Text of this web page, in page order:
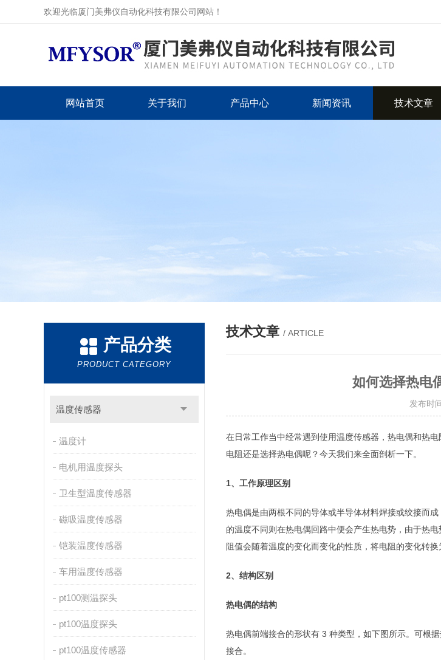
欢迎光临厦门美弗仪自动化科技有限公司网站！
网站首页 关于我们 产品中心 新闻资讯 技术文章
产品分类
PRODUCT CATEGORY
温度传感器
温度计
电机用温度探头
卫生型温度传感器
磁吸温度传感器
铠装温度传感器
车用温度传感器
pt100测温探头
pt100温度探头
pt100温度传感器
技术文章 / ARTICLE
如何选择热电
发布时
在日常工作当中经常遇到使用温度传感器，热电偶和热
电阻还是选择热电偶呢？今天我们来全面剖析一下。
1、工作原理区别
热电偶是由两根不同的导体或半导体材料焊接或绞接而
的温度不同则在热电偶回路中便会产生热电势，由于热
阻值会随着温度的变化而变化的性质，将电阻的变化转换
2、结构区别
热电偶的结构
热电偶前端接合的形状有 3 种类型，如下图所示。可根
接合。